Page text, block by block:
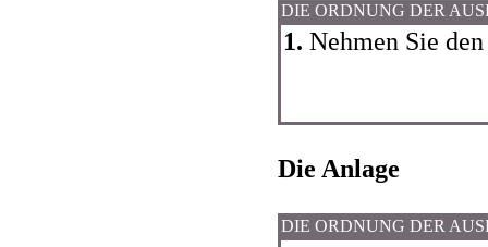
DIE ORDNUNG DER
1. Nehmen Sie
Die Anlage
DIE ORDNUNG DER